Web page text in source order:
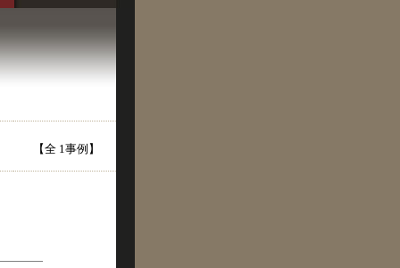
【全 1事例】